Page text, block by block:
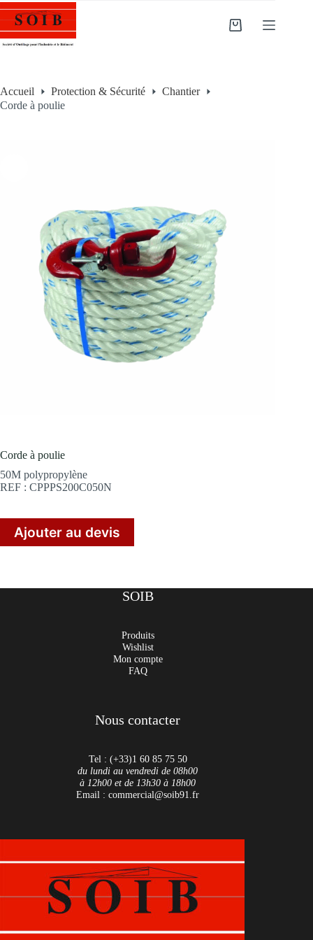
Accueil Protection & Sécurité
Chantier
Corde à poulie
Corde à poulie
50M polypropylène
REF : CPPPS200C050N
Ajouter au devis
SOIB
Produits
Wishlist
Mon compte
FAQ
Nous contacter
Tel : (+33)1 60 85 75 50
du lundi au vendredi de 08h00
à 12h00 et de 13h30 à 18h00
Email : commercial@soib91.fr